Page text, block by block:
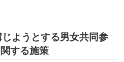
ようとする男女共同参
する施策